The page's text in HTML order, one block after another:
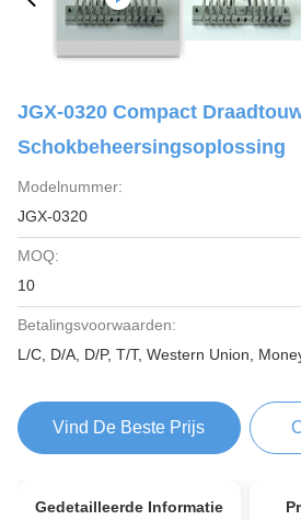
JGX-0320 Compact
Schokbeheersingsoplossing
Modelnummer:
JGX-0320
MOQ:
10
Betalingsvoorwaarden:
L/C, D/A, D/P, T/T, Western Union,
Vind De Beste Prijs
Gedetailleerde Informatie